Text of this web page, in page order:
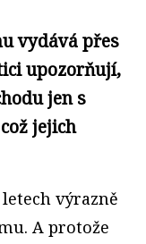
vydává přes
upozorňují,
jen s
jejich
výrazně
A protože